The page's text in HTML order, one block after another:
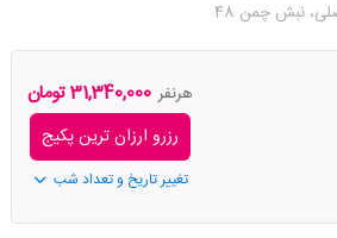
نبش چمن 48
هرنفر 31,340,000 تومان
رزرو ارزان ترین پکیج
تغییر تاریخ و تعداد شب